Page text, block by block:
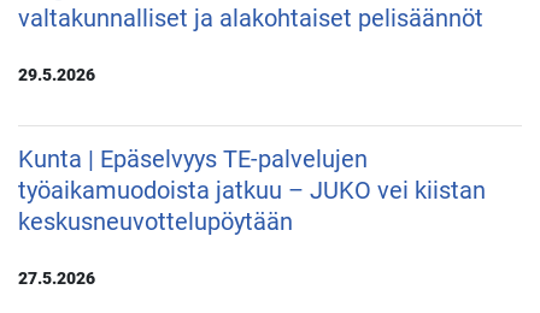
valtakunnalliset ja alakohtaiset pelisäännöt
29.5.2026
Kunta | Epäselvyys TE-palvelujen
työaikamuodoista jatkuu – JUKO vei kiistan
keskusneuvottelupöytään
27.5.2026